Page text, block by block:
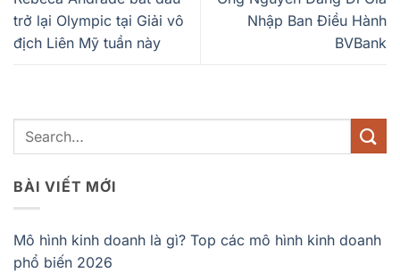
trở lại Olympic tại Giải vô
địch Liên Mỹ tuần này
Nhập Ban Điều Hành
BVBank
BÀI VIẾT MỚI
Mô hình kinh doanh là gì? Top các mô hình kinh doanh
phổ biến 2026